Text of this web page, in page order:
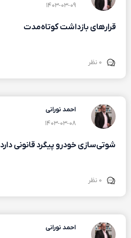
۱۴۰۳-۰۳-۰۹
قرار‌های بازداشت کوتاه‌مدت
۰ نظر
احمد نورانی
۱۴۰۳-۰۳-۰۸
شوتی‌سازی خودرو پیگرد قانونی دارد
۰ نظر
احمد نورانی